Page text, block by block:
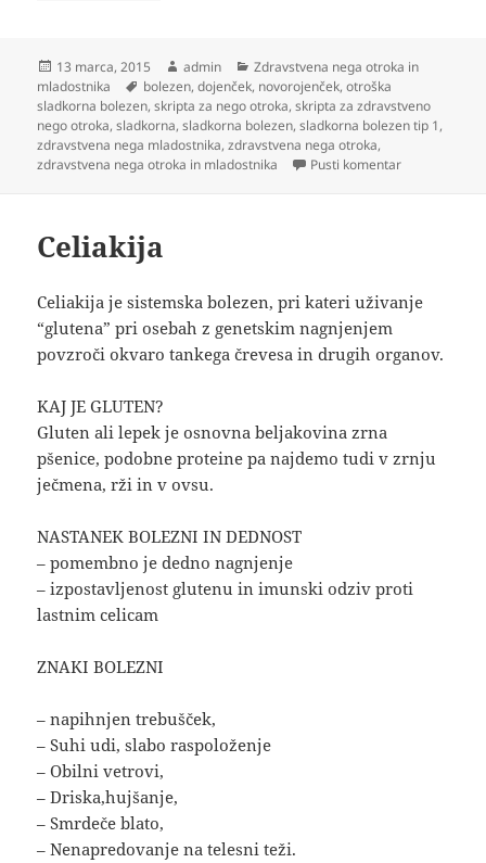
Objavljeno
dne
13 marca, 2015 Avtor
admin Kategorije
Zdravstvena nega otroka in
mladostnika
Oznake
bolezen,dojenček, novorojenček,otroška
sladkorna bolezen,skripta za nego otroka,skripta za zdravstveno
nego otroka,sladkorna,sladkorna bolezen,sladkorna bolezen tip 1,
zdravstvena nega mladostnika,zdravstvena nega otroka,
zdravstvena nega otroka in mladostnika
Pusti komentarna Sladkorna
Celiakija
Celiakija je sistemska bolezen, pri kateri uživanje
“glutena” pri osebah z genetskim nagnjenjem
povzroči okvaro tankega črevesa in drugih organov.
KAJ JE GLUTEN?
Gluten ali lepek je osnovna beljakovina zrna
pšenice, podobne proteine pa najdemo tudi v zrnju
ječmena, rži in v ovsu.
NASTANEK BOLEZNI IN DEDNOST
– pomembno je dedno nagnjenje
– izpostavljenost glutenu in imunski odziv proti
lastnim celicam
ZNAKI BOLEZNI
– napihnjen trebušček,
– Suhi udi, slabo raspoloženje
– Obilni vetrovi,
– Driska,hujšanje,
– Smrdeče blato,
– Nenapredovanje na telesni teži.